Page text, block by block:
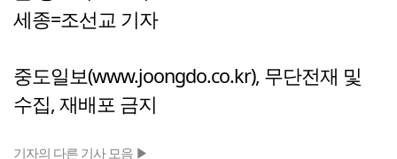
세종=조선교 기자
중도일보(www.joongdo.co.kr), 무단전재 및
수집, 재배포 금지
기자의 다른 기사 모음 ▶